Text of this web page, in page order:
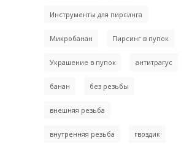
Инструменты для пирсинга
Микробанан Пирсинг в пупок
Украшение в пупок антитрагус
банан без резьбы
внешняя резьба
внутренняя резьба гвоздик